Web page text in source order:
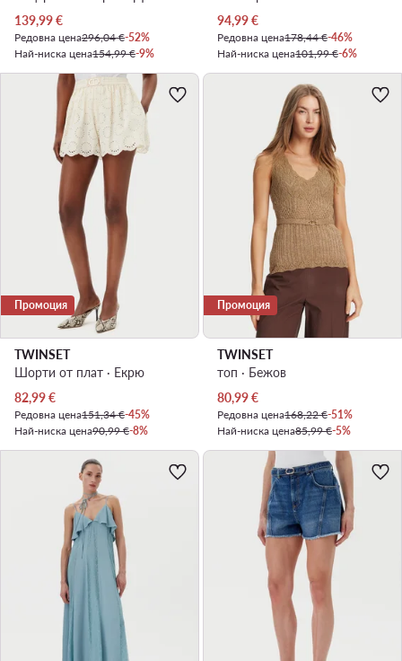
Актуална цена
139,99€
Редовна цена296,04 €-52%
Най-ниска цена154,99 €-9%
Актуална цена
94,99€
Редовна цена178,44 €-46%
Най-ниска цена101,99 €-6%
Промоция
TWINSET
Шорти от плат · Екрю
Актуална цена
82,99€
Редовна цена151,34 €-45%
Най-ниска цена90,99 €-8%
Промоция
TWINSET
топ · Бежов
Актуална цена
80,99€
Редовна цена168,22 €-51%
Най-ниска цена85,99 €-5%